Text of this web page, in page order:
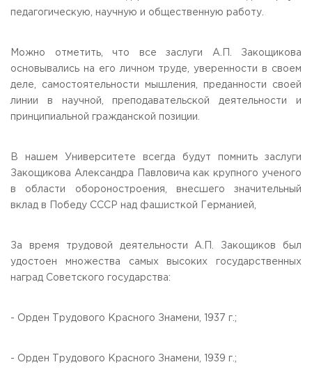
педагогическую, научную и общественную работу.
Можно отметить, что все заслуги А.П. Закощикова
основывались на его личном труде, уверенности в своем
деле, самостоятельности мышления, преданности своей
линии в научной, преподавательской деятельности и
принципиальной гражданской позиции.
В нашем Университете всегда будут помнить заслуги
Закощикова Александра Павловича как крупного ученого
в области обороностроения, внесшего значительный
вклад в Победу СССР над фашисткой Германией,
За время трудовой деятельности А.П. Закощиков был
удостоен множества самых высоких государственных
наград Советского государства:
- Орден Трудового Красного Знамени, 1937 г.;
- Орден Трудового Красного Знамени, 1939 г.;